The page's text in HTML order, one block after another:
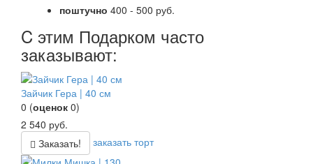
поштучно 400 - 500 руб.
C этим Подарком часто
заказывают:
Зайчик Гера | 40 см
0 (оценок 0)
2 540 руб.
Заказать!
заказать торт